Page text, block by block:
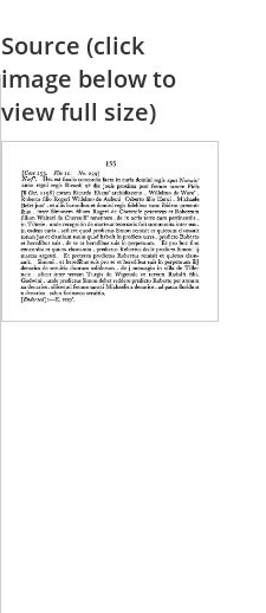
Source (click
image below to
view full size)